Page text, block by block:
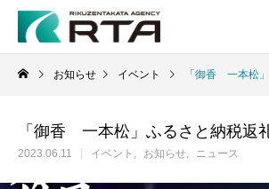
お知らせ イベント 「御香 一本松」
「御香 一本松」ふるさと納税返
2023.06.11 イベント お知らせ ニュース